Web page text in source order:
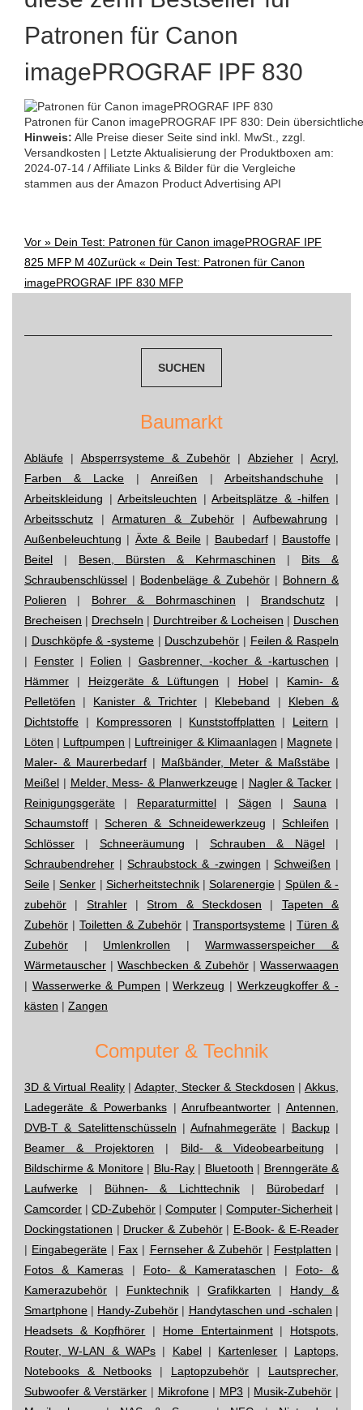
Patronen für Canon
imagePROGRAF IPF 830
Patronen für Canon imagePROGRAF IPF 830: Dein
Hinweis: Alle Preise dieser Seite sind inkl. MwSt., zzgl.
Versandkosten | Letzte Aktualisierung der Produktboxen am:
2024-07-14 / Affiliate Links & Bilder für die Vergleiche
stammen aus der Amazon Product Advertising API
Post
Vor » Dein Test: Patronen für Canon imagePROGRAF IPF
825 MFP M 40Zurück « Dein Test: Patronen für Canon
imagePROGRAF IPF 830 MFP
Baumarkt
Abläufe | Absperrsysteme & Zubehör | Abzieher| Acryl,
Farben & Lacke | Anreißen | Arbeitshandschuhe |
Arbeitskleidung |Arbeitsleuchten |Arbeitsplätze & -hilfen |
Arbeitsschutz |Armaturen & Zubehör| Aufbewahrung |
Außenbeleuchtung | Äxte & Beile| Baubedarf| Baustoffe|
Beitel | Besen, Bürsten & Kehrmaschinen | Bits &
Schraubenschlüssel | Bodenbeläge & Zubehör| Bohnern &
Polieren | Bohrer & Bohrmaschinen | Brandschutz|
Brecheisen | Drechseln | Durchtreiber & Locheisen | Duschen
| Duschköpfe & -systeme | Duschzubehör | Feilen & Raspeln
| Fenster | Folien | Gasbrenner, -kocher & -kartuschen |
Hämmer | Heizgeräte & Lüftungen | Hobel| Kamin- &
Pelletöfen | Kanister & Trichter| Klebeband | Kleben &
Dichtstoffe | Kompressoren | Kunststoffplatten | Leitern |
Löten | Luftpumpen | Luftreiniger & Klimaanlagen | Magnete|
Maler- & Maurerbedarf | Maßbänder, Meter & Maßstäbe |
Meißel | Melder, Mess- & Planwerkzeuge | Nagler & Tacker |
Reinigungsgeräte | Reparaturmittel| Sägen | Sauna |
Schaumstoff |Scheren & Schneidewerkzeug | Schleifen |
Schlösser | Schneeräumung | Schrauben & Nägel|
Schraubendreher |Schraubstock & -zwingen | Schweißen |
Seile |Senker | Sicherheitstechnik|Solarenergie | Spülen & -
zubehör | Strahler|Strom & Steckdosen | Tapeten &
Zubehör | Toiletten & Zubehör | Transportsysteme | Türen &
Zubehör | Umlenkrollen |Warmwasserspeicher &
Wärmetauscher |Waschbecken & Zubehör|Wasserwaagen
| Wasserwerke & Pumpen |Werkzeug | Werkzeugkoffer & -
kästen | Zangen
Computer & Technik
3D & Virtual Reality|Adapter, Stecker & Steckdosen |Akkus,
Ladegeräte & Powerbanks|Anrufbeantworter |Antennen,
DVB-T & Satelittenschüsseln |Aufnahmegeräte | Backup|
Beamer & Projektoren | Bild- & Videobearbeitung |
Bildschirme & Monitore| Blu-Ray| Bluetooth | Brenngeräte &
Laufwerke | Bühnen- & Lichttechnik| Bürobedarf|
Camcorder | CD-Zubehör | Computer | Computer-Sicherheit |
Dockingstationen | Drucker & Zubehör| E-Book- & E-Reader
| Eingabegeräte | Fax | Fernseher & Zubehör| Festplatten |
Fotos & Kameras | Foto- & Kamerataschen | Foto- &
Kamerazubehör | Funktechnik|Grafikkarten | Handy &
Smartphone | Handy-Zubehör | Handytaschen und -schalen |
Headsets & Kopfhörer | Home Entertainment| Hotspots,
Router, W-LAN & WAPs | Kabel| Kartenleser | Laptops,
Notebooks & Netbooks | Laptopzubehör | Lautsprecher,
Subwoofer & Verstärker | Mikrofone| MP3 | Musik-Zubehör |